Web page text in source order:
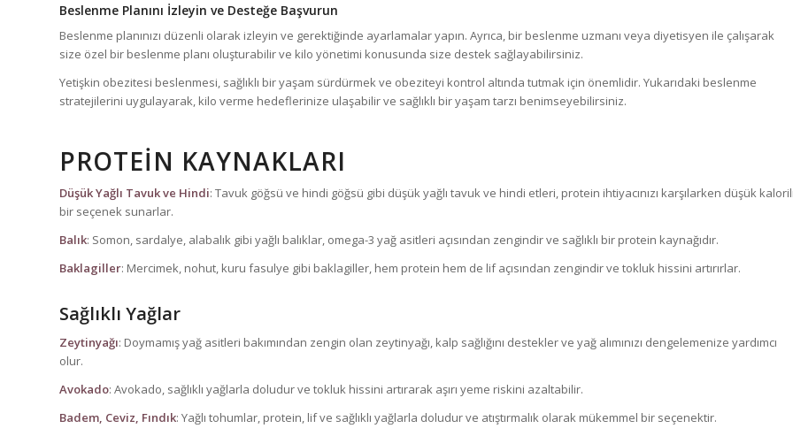
Beslenme Planını İzleyin ve Desteğe Başvurun
Beslenme planınızı düzenli olarak izleyin ve gerektiğinde ayarlamalar yapın. Ayrıca, bir beslenme uzmanı veya diyetisyen ile çalışarak
size özel bir beslenme planı oluşturabilir ve kilo yönetimi konusunda size destek sağlayabilirsiniz.
Yetişkin obezitesi beslenmesi, sağlıklı bir yaşam sürdürmek ve obeziteyi kontrol altında tutmak için önemlidir. Yukarıdaki beslenme
stratejilerini uygulayarak, kilo verme hedeflerinize ulaşabilir ve sağlıklı bir yaşam tarzı benimseyebilirsiniz.
PROTEIN KAYNAKLARI
Düşük Yağlı Tavuk ve Hindi: Tavuk göğsü ve hindi göğsü gibi düşük yağlı tavuk ve hindi etleri, protein ihtiyacınızı karşılarken düşük
bir seçenek sunarlar.
Balık: Somon, sardalye, alabalık gibi yağlı balıklar, omega-3 yağ asitleri açısından zengindir ve sağlıklı bir protein kaynağıdır.
Baklagiller: Mercimek, nohut, kuru fasulye gibi baklagiller, hem protein hem de lif açısından zengindir ve tokluk hissini artırırlar.
Sağlıklı Yağlar
Zeytinyağı: Doymamış yağ asitleri bakımından zengin olan zeytinyağı, kalp sağlığını destekler ve yağ alımınızı dengelemenize yardımcı
olur.
Avokado: Avokado, sağlıklı yağlarla doludur ve tokluk hissini artırarak aşırı yeme riskini azaltabilir.
Badem, Ceviz, Fındık: Yağlı tohumlar, protein, lif ve sağlıklı yağlarla doludur ve atıştırmalık olarak mükemmel bir seçenektir.